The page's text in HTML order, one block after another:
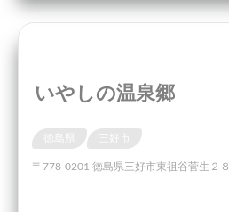
いやしの温泉郷
〒778-0201 徳島県三好市東祖谷菅生２８